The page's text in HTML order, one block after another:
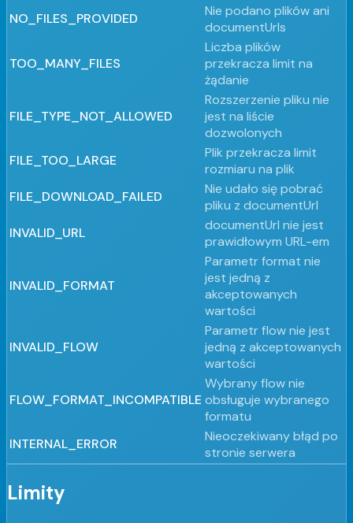
NO_FILES_PROVIDED
Nie podano plików ani
documentUrls
TOO_MANY_FILES
Liczba plików
przekracza limit na
żądanie
FILE_TYPE_NOT_ALLOWED
Rozszerzenie pliku nie
jest na liście
dozwolonych
FILE_TOO_LARGE
Plik przekracza limit
rozmiaru na plik
FILE_DOWNLOAD_FAILED
Nie udało się pobrać
pliku z documentUrl
INVALID_URL
documentUrl nie jest
prawidłowym URL-em
INVALID_FORMAT
Parametr format nie
jest jedną z
akceptowanych
wartości
INVALID_FLOW
Parametr flow nie jest
jedną z akceptowanych
wartości
FLOW_FORMAT_INCOMPATIBLE
Wybrany flow nie
obsługuje wybranego
formatu
INTERNAL_ERROR
Nieoczekiwany błąd po
stronie serwera
Limity